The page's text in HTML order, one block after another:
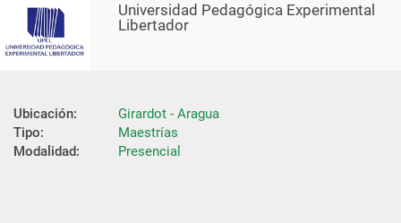
Universidad Pedagógica Experimental
Libertador
Ubicación:
Girardot - Aragua
Tipo:
Maestrías
Modalidad:
Presencial